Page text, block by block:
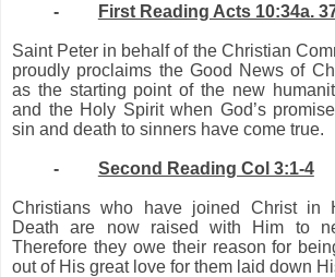
- First Reading Acts 10:34a.
Saint Peter in behalf of the Christian
proudly proclaims the Good News of
as the starting point of the new
and the Holy Spiritwhen God’s
sin and death to sinners have come true.
- Second Reading Col 3:1-4
Christians who have joined Christ in
Death are now raised with Him to
Therefore they owe their reason for
out of His great love for them laid down